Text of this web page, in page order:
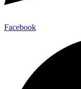
Facebook